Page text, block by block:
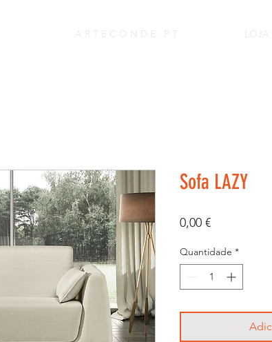
A R T E C O N D E . P T
Sofa LAZY
0,00 €Preço
Quantidade *